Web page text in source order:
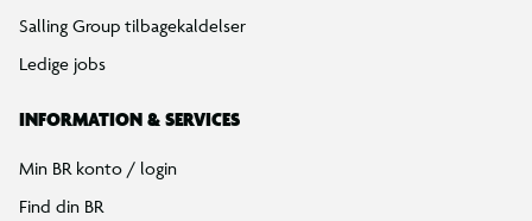
Salling Group tilbagekaldelser
Ledige jobs
INFORMATION & SERVICES
Min BR konto / login
Find din BR